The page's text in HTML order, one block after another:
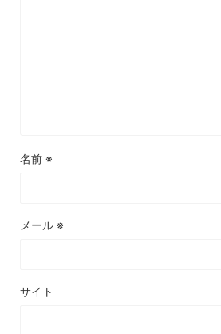
名前 ※
メール ※
サイト